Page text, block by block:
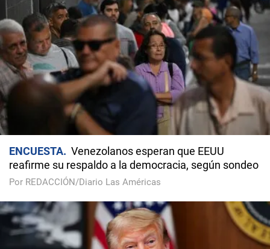
ENCUESTA
Venezolanos esperan que EEUU
reafirme su respaldo a la democracia, según sondeo
Por REDACCIÓN/Diario Las Américas